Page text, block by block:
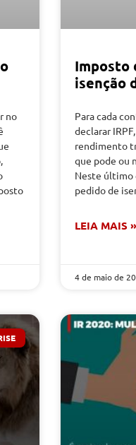
no
Imposto
isenção
Para cada
declarar
rendimento
que pode ou
Neste último
pedido de
LEIA MAIS »
4 de maio de